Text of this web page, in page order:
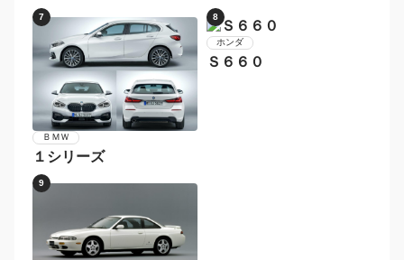
Ｅクラスステーションワ
ゴン
ダイハツ
コペン
2
マツダ
ＢＭＷ
２シリーズ
5